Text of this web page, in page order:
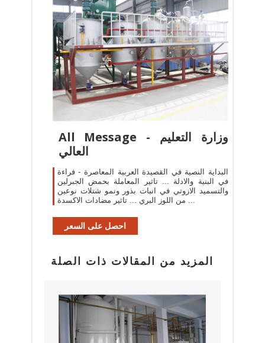
All Message - وزارة التعليم
العالي
البداية النصية في القصيدة العربية المعاصرة - فراءة
في البنية والادلة ... تاثير المعاملة بحمض الجبرلين
والتسميد الازوتي في انبات بذور ونمو شتلات نوعين
من اللوز البري ... تاثير مضادات الاكسدة ...
احصل على السعر
المزيد من المقالات ذات الصلة